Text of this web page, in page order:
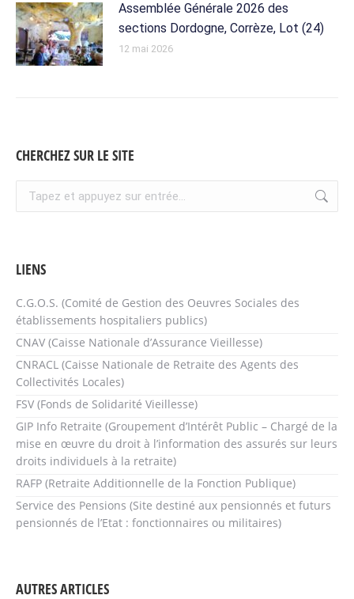
Assemblée Générale 2026 des
sections Dordogne, Corrèze, Lot (24)
12 mai 2026
CHERCHEZ SUR LE SITE
Recherche
LIENS
C.G.O.S. (Comité de Gestion des Oeuvres Sociales des
établissements hospitaliers publics)
CNAV (Caisse Nationale d’Assurance Vieillesse)
CNRACL (Caisse Nationale de Retraite des Agents des
Collectivités Locales)
FSV (Fonds de Solidarité Vieillesse)
GIP Info Retraite (Groupement d’Intérêt Public – Chargé de la
mise en œuvre du droit à l’information des assurés sur leurs
droits individuels à la retraite)
RAFP (Retraite Additionnelle de la Fonction Publique)
Service des Pensions (Site destiné aux pensionnés et futurs
pensionnés de l’Etat : fonctionnaires ou militaires)
AUTRES ARTICLES